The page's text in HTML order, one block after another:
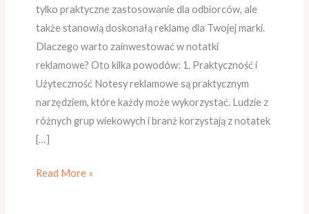
tylko praktyczne zastosowanie dla odbiorców, ale
także stanowią doskonałą reklamę dla Twojej marki.
Dlaczego warto zainwestować w notatki
reklamowe? Oto kilka powodów: 1. Praktyczność i
Użyteczność Notesy reklamowe są praktycznym
narzędziem, które każdy może wykorzystać. Ludzie z
różnych grup wiekowych i branż korzystają z notatek
[…]
Read More »